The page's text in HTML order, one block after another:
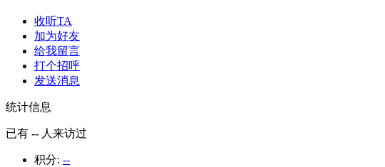
收听TA
加为好友
给我留言
打个招呼
发送消息
统计信息
已有 -- 人来访过
积分: --